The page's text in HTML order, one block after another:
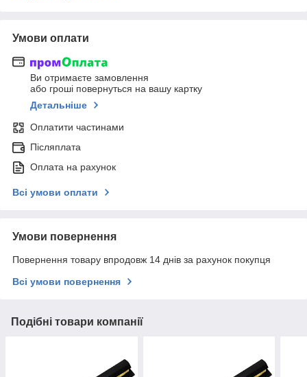
Умови оплати
Ви отримаєте замовлення
або гроші повернуться на вашу картку
Детальніше
Оплатити частинами
Післяплата
Оплата на рахунок
Всі умови оплати
Умови повернення
Повернення товару впродовж 14 днів за рахунок покупця
Всі умови повернення
Подібні товари компанії